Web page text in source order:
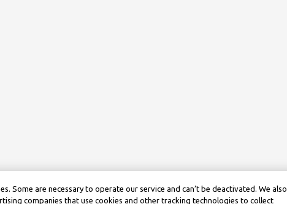
Some are necessary to operate our service and can’t be deactivated. We also
companies that use cookies and other tracking technologies to collect